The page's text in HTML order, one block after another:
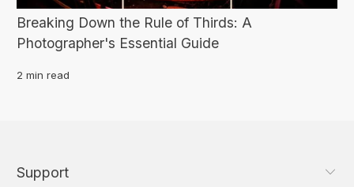
Breaking Down the Rule of Thirds: A
Photographer's Essential Guide
2 min read
Support